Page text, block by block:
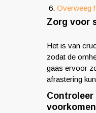
Overweeg
Zorg voor
Het is van
zodat de
gaas ervoor
afrastering